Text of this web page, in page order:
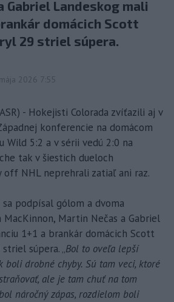
Gabriel Landeskog mali
domácich Scott
29 striel súpera.
2026 7:55
- Hokejisti Colorada zvíťazili aj v
konferencie na domácom
Wild 5:2 a v sérii vedú 2:0 na
tak v šiestich dueloch
off NHL neprehrali zatiaľ ani raz.
podpísal gólom a dvoma
Martin Nečas a Gabriel
1+1 a brankár domácich Scott
súpera. „Bol to oveľa lepší
boli drobné chyby. Sú tam veci, ktoré
ale je tam chuť na tom
náročný zápas, rozdielom boli